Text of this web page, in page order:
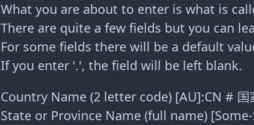
What you are about to enter is what is
There are quite a few fields but you can
For some fields there will be a default
If you enter '.', the field will be left blank.
Country Name (2 letter code) [AU]:CN # 国
State or Province Name (full name)